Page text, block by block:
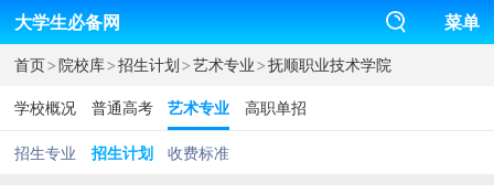
大学生必备网 菜单
首页>院校库>招生计划>艺术专业>抚顺职业技术学院
学校概况 普通高考 艺术专业 高职单招
招生专业 招生计划 收费标准